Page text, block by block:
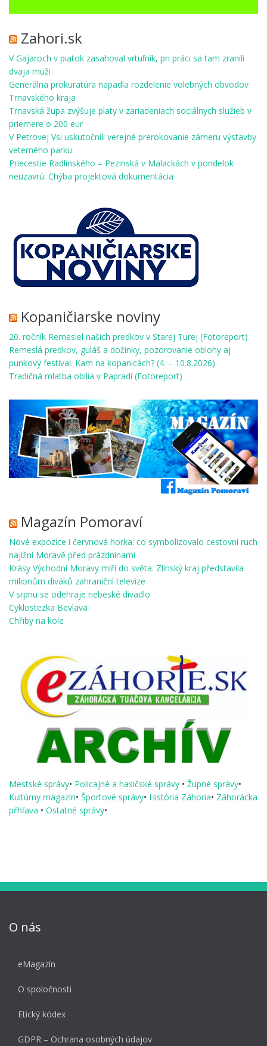
Zahori.sk
V Gajaroch v piatok zasahoval vrtuľník, pri práci sa tam zranili
dvaja muži
Generálna prokuratúra napadla rozdelenie volebných obvodov
Trnavského kraja
Trnavská župa zvýšuje platy v zariadeniach sociálnych služieb v
priemere o 200 eur
V Petrovej Vsi uskutočnili verejné prerokovanie zámeru výstavby
veterného parku
Priecestie Radlinského – Pezinská v Malackách v pondelok
neuzavrú. Chýba projektová dokumentácia
Kopaničiarske noviny
20. ročník Remesiel našich predkov v Starej Turej (Fotoreport)
Remeslá predkov, guláš a dožinky, pozorovanie oblohy aj
punkový festival. Kam na kopanicách? (4. – 10.8.2026)
Tradičná mlatba obilia v Papradi (Fotoreport)
Magazín Pomoraví
Nové expozice i červnová horka: co symbolizovalo cestovní ruch
najižní Moravě před prázdninami
Krásy Východní Moravy míří do světa. Zlínský kraj představila
milionům diváků zahraniční televize
V srpnu se odehraje nebeské divadlo
Cyklostezka Bevlava
Chřiby na kole
Mestské správy• Policajné a hasičské správy • Župné správy•
Kultúrny magazín• Športové správy• História Záhoria• Záhorácka
pŕhľava • Ostatné správy•
O nás
eMagazín
O spoločnosti
Etický kódex
GDPR – Ochrana osobných údajov